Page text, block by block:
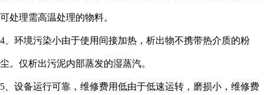
可处理需高温处理的物料。
4、环境污染小由于使用间接加热，析出物不携带热介质的粉
尘。仅析出污泥内部蒸发的湿蒸汽。
5、设备运行可靠，维修费用低由于低速运转，磨损小，维修费